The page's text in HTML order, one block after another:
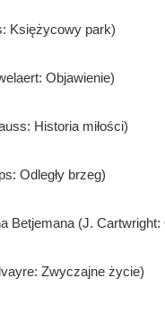
Księżycowy park)
Objawienie)
Historia miłości)
Odległy brzeg)
Betjemana (J.
Zwyczajne życie)